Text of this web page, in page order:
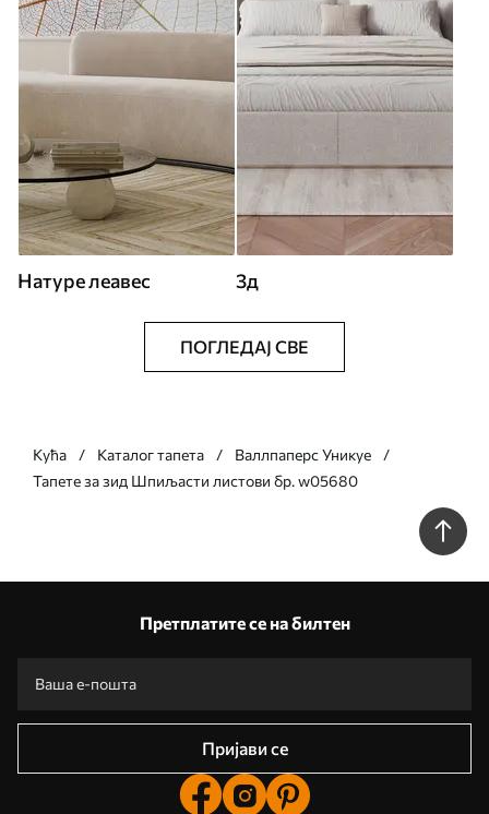
Натуре леавес 3д
ПОГЛЕДАЈ СВЕ
Кућа Каталог тапета
Валлпаперс Уникуе
Тапете за зид Шпиљасти листови бр. w05680
Претплатите се на билтен
Пријави се